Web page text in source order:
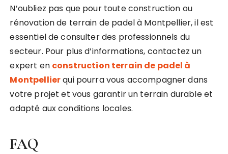
N’oubliez pas que pour toute construction ou
rénovation de terrain de padel à Montpellier, il est
essentiel de consulter des professionnels du
secteur. Pour plus d’informations, contactez un
expert en construction terrain de padel à
Montpellierqui pourra vous accompagner dans
votre projet et vous garantir un terrain durable et
adapté aux conditions locales.
FAQ